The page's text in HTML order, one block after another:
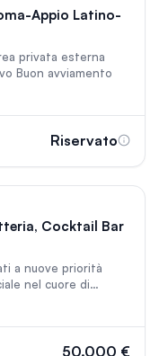
Appio Latino-
privata esterna
Buon avviamento
Riservato
Cocktail Bar
a nuove priorità
nel cuore di
valore del business,
50.000 €